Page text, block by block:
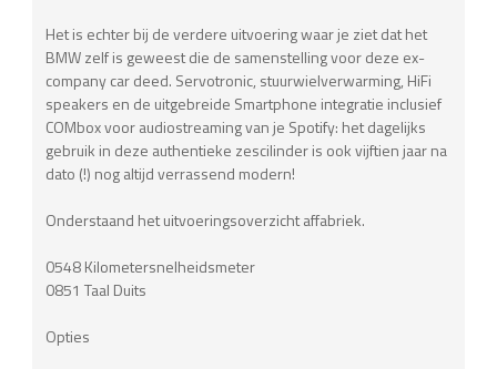
Het is echter bij de verdere uitvoering waar je ziet dat het
BMW zelf is geweest die de samenstelling voor deze ex-
company car deed. Servotronic, stuurwielverwarming, HiFi
speakers en de uitgebreide Smartphone integratie inclusief
COMbox voor audiostreaming van je Spotify: het dagelijks
gebruik in deze authentieke zescilinder is ook vijftien jaar na
dato (!) nog altijd verrassend modern!
Onderstaand het uitvoeringsoverzicht affabriek.
0548 Kilometersnelheidsmeter
0851 Taal Duits
Opties